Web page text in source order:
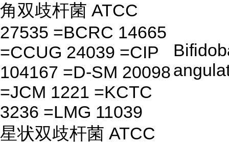
角双歧杆菌 ATCC
27535 =BCRC 14665
=CCUG 24039 =CIP
104167 =D-SM 20098
=JCM 1221 =KCTC
3236 =LMG 11039
星状双歧杆菌 ATCC